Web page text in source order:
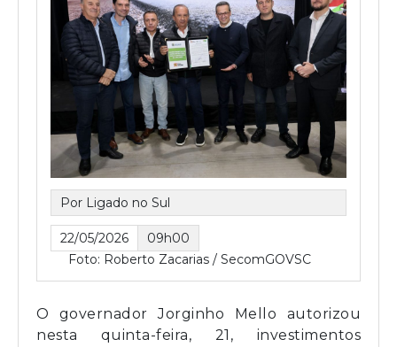
Por Ligado no Sul
22/05/2026
09h00
Foto: Roberto Zacarias / SecomGOVSC
O governador Jorginho Mello autorizou
nesta quinta-feira, 21, investimentos